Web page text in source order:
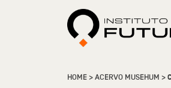
HOME>ACERVO MUSEHUM >